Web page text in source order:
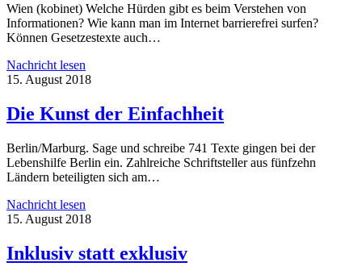
Wien (kobinet) Welche Hürden gibt es beim Verstehen von
Informationen? Wie kann man im Internet barrierefrei surfen?
Können Gesetzestexte auch…
Nachricht lesen
15. August 2018
Die Kunst der Einfachheit
Berlin/Marburg. Sage und schreibe 741 Texte gingen bei der
Lebenshilfe Berlin ein. Zahlreiche Schriftsteller aus fünfzehn
Ländern beteiligten sich am…
Nachricht lesen
15. August 2018
Inklusiv statt exklusiv